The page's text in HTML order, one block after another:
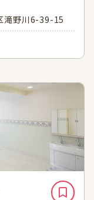
滝野川6-39-15